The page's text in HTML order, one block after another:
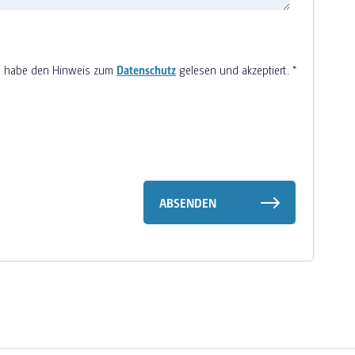
habe den Hinweis zum Datenschutz gelesen und akzeptiert. *
ABSENDEN